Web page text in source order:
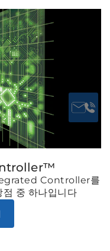
Controller를
중 하나입니다